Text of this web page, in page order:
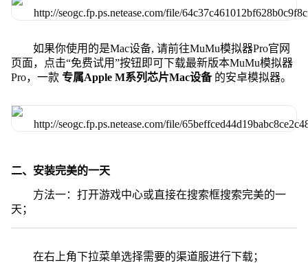
如果你使用的是Mac设备, 请前往MuMu模拟器Pro官网
页面，点击“免费试用”按钮即可下载最新版本MuMu模拟器
Pro，一款 专属Apple M系列芯片Mac设备 的安卓模拟器。
二、安装完美的一天
方法一：打开游戏中心或直接在搜索框搜索完美的一
天；
在右上角下拉菜单选择需要的渠道服进行下载；